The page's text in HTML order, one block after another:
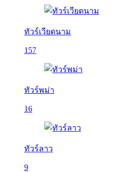
ทัวร์เวียดนาม
157
ทัวร์พม่า
16
ทัวร์ลาว
9